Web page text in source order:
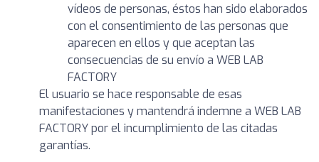
vídeos de personas, éstos han sido elaborados
con el consentimiento de las personas que
aparecen en ellos y que aceptan las
consecuencias de su envío a WEB LAB
FACTORY
El usuario se hace responsable de esas
manifestaciones y mantendrá indemne a WEB LAB
FACTORY por el incumplimiento de las citadas
garantías.